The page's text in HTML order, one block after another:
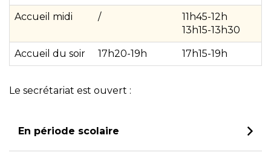
Accueil midi /
11h45-12h
13h15-13h30
Accueil du soir 17h20-19h 17h15-19h
Le secrétariat est ouvert :
En période scolaire